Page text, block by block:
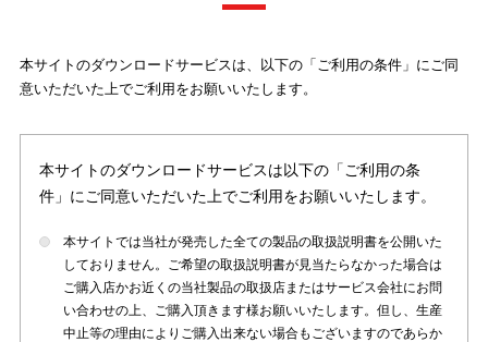
本サイトのダウンロードサービスは、以下の「ご利用の条件」にご同
意いただいた上でご利用をお願いいたします。
本サイトのダウンロードサービスは以下の「ご利用の条
件」にご同意いただいた上でご利用をお願いいたします。
本サイトでは当社が発売した全ての製品の取扱説明書を公開いた
しておりません。ご希望の取扱説明書が見当たらなかった場合は
ご購入店かお近くの当社製品の取扱店またはサービス会社にお問
い合わせの上、ご購入頂きます様お願いいたします。但し、生産
中止等の理由によりご購入出来ない場合もございますのであらか